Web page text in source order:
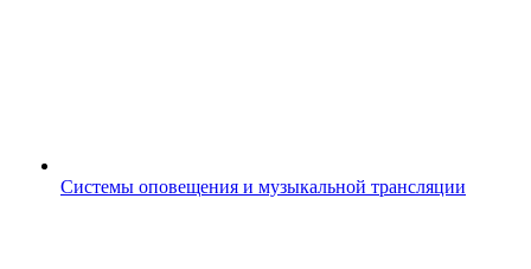
Системы оповещения и музыкальной трансляции